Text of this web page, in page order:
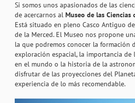
Si somos unos apasionados de las
de acercarnos al Museo de las Ciencias
Está situado en pleno Casco Antiguo
de la Merced. El Museo nos propone
la que podremos conocer la formación
exploración espacial, la importancia de
en el mundo o la historia de la
disfrutar de las proyecciones del
experiencia de lo más recomendable.